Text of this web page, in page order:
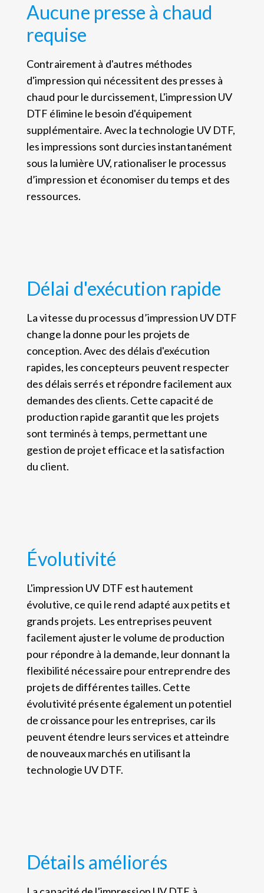
Aucune presse à chaud
requise
Contrairement à d'autres méthodes
d'impression qui nécessitent des presses à
chaud pour le durcissement, L'impression UV
DTF élimine le besoin d'équipement
supplémentaire. Avec la technologie UV DTF,
les impressions sont durcies instantanément
sous la lumière UV, rationaliser le processus
d’impression et économiser du temps et des
ressources.
Délai d'exécution rapide
La vitesse du processus d’impression UV DTF
change la donne pour les projets de
conception. Avec des délais d'exécution
rapides, les concepteurs peuvent respecter
des délais serrés et répondre facilement aux
demandes des clients. Cette capacité de
production rapide garantit que les projets
sont terminés à temps, permettant une
gestion de projet efficace et la satisfaction
du client.
Évolutivité
L'impression UV DTF est hautement
évolutive, ce qui le rend adapté aux petits et
grands projets. Les entreprises peuvent
facilement ajuster le volume de production
pour répondre à la demande, leur donnant la
flexibilité nécessaire pour entreprendre des
projets de différentes tailles. Cette
évolutivité présente également un potentiel
de croissance pour les entreprises, car ils
peuvent étendre leurs services et atteindre
de nouveaux marchés en utilisant la
technologie UV DTF.
Détails améliorés